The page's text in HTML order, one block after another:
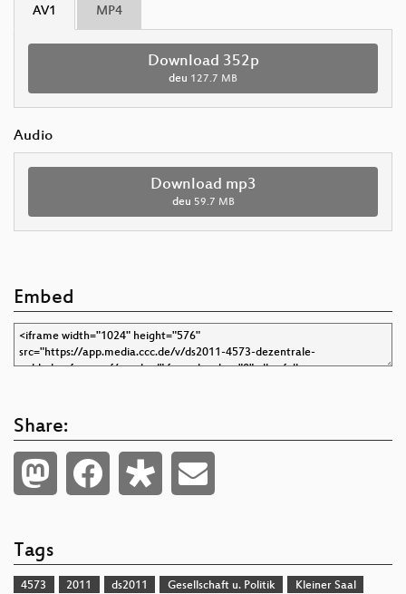
AV1 MP4
Download 352p
deu 127.7 MB
Audio
Download mp3
deu 59.7 MB
Embed
Share:
Tags
4573 2011 ds2011 Gesellschaft u. Politik Kleiner Saal